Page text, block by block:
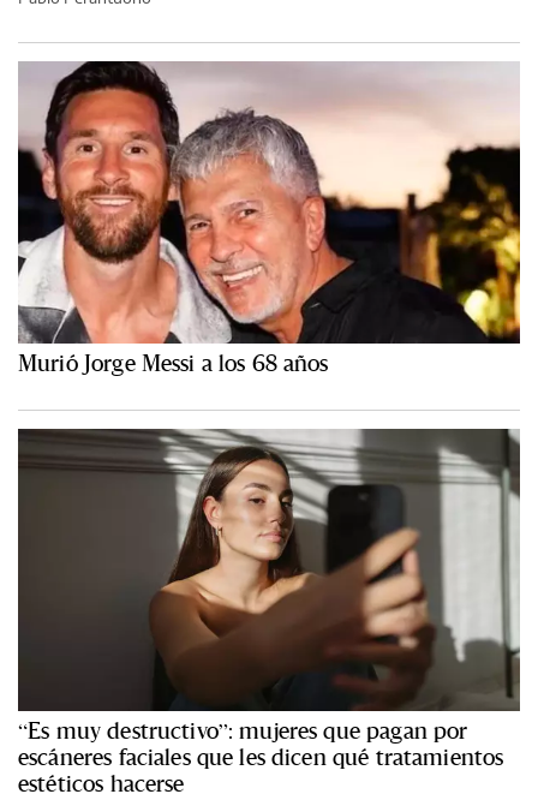
Murió Jorge Messi a los 68 años
“Es muy destructivo”: mujeres que pagan por
escáneres faciales que les dicen qué tratamientos
estéticos hacerse